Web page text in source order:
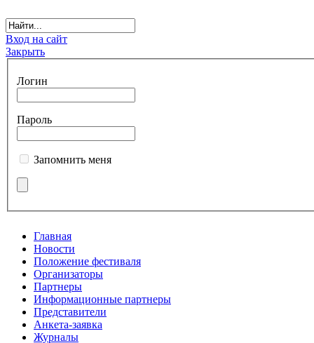
Вход на сайт
Закрыть
Логин
Пароль
Запомнить меня
Главная
Новости
Положение фестиваля
Организаторы
Партнеры
Информационные партнеры
Представители
Анкета-заявка
Журналы